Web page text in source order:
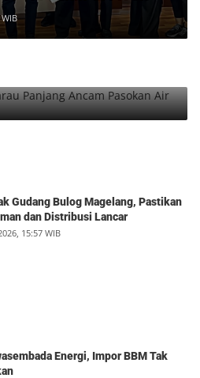
Panjang Ancam Pasokan Air
Gudang Bulog Magelang, Pastikan
dan Distribusi Lancar
15:57 WIB
Energi, Impor BBM Tak